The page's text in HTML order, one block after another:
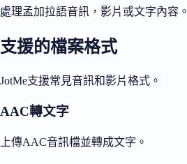
處理孟加拉語音訊，影片或文字內容。
支援的檔案格式
JotMe支援常見音訊和影片格式。
AAC轉文字
上傳AAC音訊檔並轉成文字。